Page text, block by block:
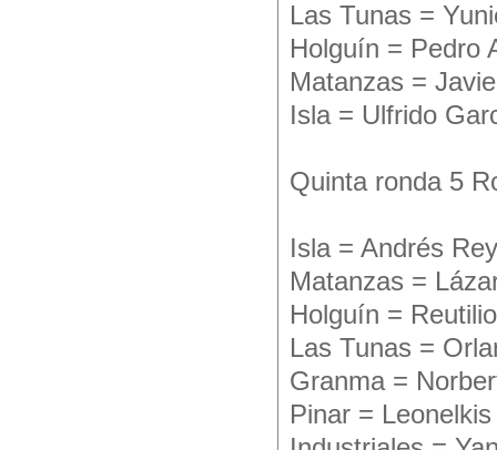
Las Tunas =
Holguín = Pedro
Matanzas =
Isla = Ulfrido
Quinta ronda 5
Isla = Andrés
Matanzas =
Holguín =
Las Tunas =
Granma =
Pinar =